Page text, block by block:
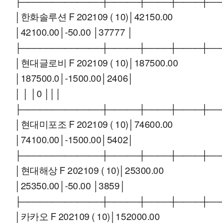
│한화솔루션 F 202109 ( 10)│42150.00
│42100.00│-50.00 │37777 │
│현대글로비 F 202109 ( 10)│187500.00
│187500.0│-1500.00│2406│
│ │ │0 │││
│현대미포조 F 202109 ( 10)│74600.00
│74100.00│-1500.00│5402│
│현대해상 F 202109 ( 10)│25300.00
│25350.00│-50.00 │3859│
│카카오 F 202109 ( 10)│152000.00